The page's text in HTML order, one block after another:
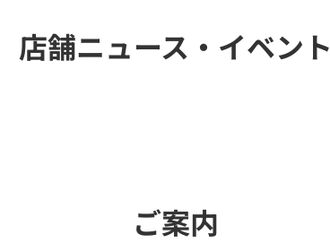
店舗ニュース・イベント
ご案内